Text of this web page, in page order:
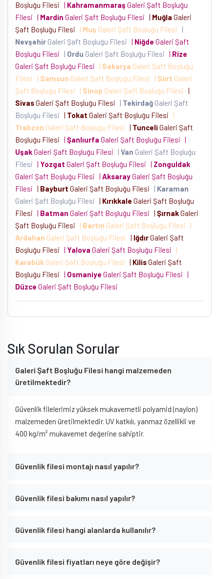
Boşluğu Filesi | Kahramanmaraş Galeri Şaft Boşluğu
Filesi | Mardin Galeri Şaft Boşluğu Filesi | Muğla Galeri
Şaft Boşluğu Filesi
| Muş Galeri Şaft Boşluğu Filesi
|
Nevşehir Galeri Şaft Boşluğu Filesi | Niğde Galeri Şaft
Boşluğu Filesi
| Ordu Galeri Şaft Boşluğu Filesi | Rize
Galeri Şaft Boşluğu Filesi
| Sakarya Galeri Şaft Boşluğu
Filesi
| Samsun Galeri Şaft Boşluğu Filesi | Siirt Galeri
Şaft Boşluğu Filesi
| Sinop Galeri Şaft Boşluğu Filesi |
SivasGaleri Şaft Boşluğu Filesi | Tekirdağ Galeri Şaft
Boşluğu Filesi | Tokat Galeri Şaft Boşluğu Filesi
|
Trabzon Galeri Şaft Boşluğu Filesi | TunceliGaleri Şaft
Boşluğu Filesi | Şanlıurfa Galeri Şaft Boşluğu Filesi |
UşakGaleri Şaft Boşluğu Filesi | Van Galeri Şaft Boşluğu
Filesi | Yozgat Galeri Şaft Boşluğu Filesi | Zonguldak
Galeri Şaft Boşluğu Filesi | AksarayGaleri Şaft Boşluğu
Filesi | Bayburt Galeri Şaft Boşluğu Filesi | Karaman
Galeri Şaft Boşluğu Filesi | Kırıkkale Galeri Şaft Boşluğu
Filesi | Batman Galeri Şaft Boşluğu Filesi | ŞırnakGaleri
Şaft Boşluğu Filesi
| Bartın Galeri Şaft Boşluğu Filesi
|
Ardahan Galeri Şaft Boşluğu Filesi | IğdırGaleri Şaft
Boşluğu Filesi | Yalova Galeri Şaft Boşluğu Filesi
|
Karabük Galeri Şaft Boşluğu Filesi | KilisGaleri Şaft
Boşluğu Filesi | Osmaniye Galeri Şaft Boşluğu Filesi |
Düzce Galeri Şaft Boşluğu Filesi
Sık Sorulan Sorular
Galeri Şaft Boşluğu Filesi hangi malzemeden
üretilmektedir?
Güvenlik filelerimiz yüksek mukavemetli polyamid (naylon)
malzemeden üretilmektedir. UV katkılı, yanmaz özellikli ve
400 kg/m² mukavemet değerine sahiptir.
Güvenlik filesi montajı nasıl yapılır?
Güvenlik filesi bakımı nasıl yapılır?
Güvenlik filesi hangi alanlarda kullanılır?
Güvenlik filesi fiyatları neye göre değişir?